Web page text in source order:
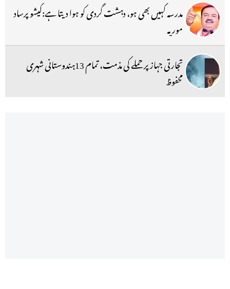
مدرسہ کہیں بھی ہو، دہشت گردی کو ہوا دیتا ہے:کیشو پرساد
موریہ
تجارتی جہاز پر حملے کی مذمت، تمام 13ہندوستانی شہری
محفوظ